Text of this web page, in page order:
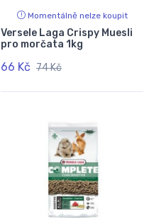
Momentálně nelze koupit
Versele Laga Crispy Muesli
pro morčata 1kg
66 Kč 74 Kč